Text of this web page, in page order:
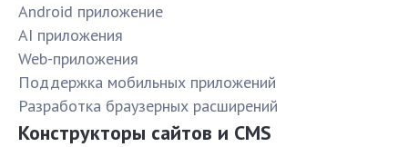
Android приложение
AI приложения
Web-приложения
Поддержка мобильных приложений
Разработка браузерных расширений
Конструкторы сайтов и CMS